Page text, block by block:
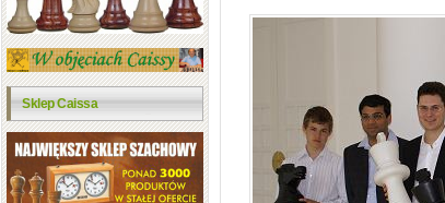
Sklep Caissa